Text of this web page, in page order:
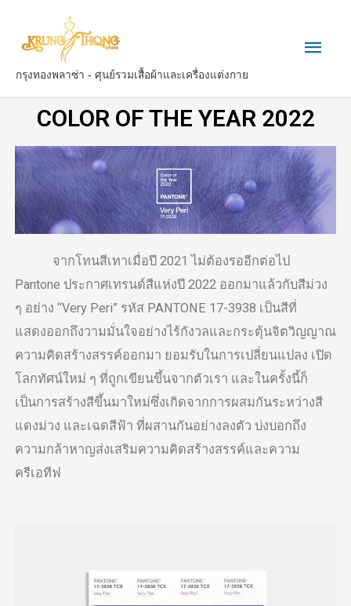
กรุงทองพลาซ่า - ศุนย์รวมเสื้อผ้าและเครื่องแต่งกาย
COLOR OF THE YEAR 2022
จากโทนสีเทาเมื่อปี 2021 ไม่ต้องรออีกต่อไป
Pantone ประกาศเทรนด์สีแห่งปี 2022 ออกมาแล้วกับสีม่วง
ๆ อย่าง “Very Peri” รหัส PANTONE 17-3938 เป็นสีที่
แสดงออกถึงวามมั่นใจอย่างไร้กังวลและกระตุ้นจิตวิญญาณ
ความคิดสร้างสรรค์ออกมา ยอมรับในการเปลี่ยนแปลง เปิด
โลกทัศน์ใหม่ ๆ ที่ถูกเขียนขึ้นจากตัวเรา และในครั้งนี้ก็
เป็นการสร้างสีขึ้นมาใหม่ซึ่งเกิดจากการผสมกันระหว่างสี
แดงม่วง และเฉดสีฟ้า ที่ผสานกันอย่างลงตัว บ่งบอกถึง
ความกล้าหาญส่งเสริมความคิดสร้างสรรค์และความ
ครีเอทีฟ